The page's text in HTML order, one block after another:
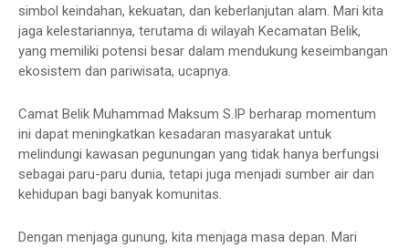
simbol keindahan, kekuatan, dan keberlanjutan alam. Mari kita
jaga kelestariannya, terutama di wilayah Kecamatan Belik,
yang memiliki potensi besar dalam mendukung keseimbangan
ekosistem dan pariwisata, ucapnya.
Camat Belik Muhammad Maksum S.IP berharap momentum
ini dapat meningkatkan kesadaran masyarakat untuk
melindungi kawasan pegunungan yang tidak hanya berfungsi
sebagai paru-paru dunia, tetapi juga menjadi sumber air dan
kehidupan bagi banyak komunitas.
Dengan menjaga gunung, kita menjaga masa depan. Mari